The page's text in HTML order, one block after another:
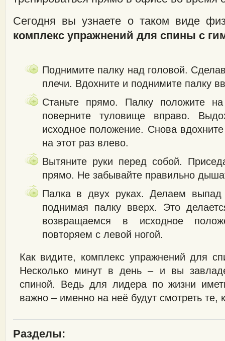
Сегодня вы узнаете о таком виде
комплекс упражнений для спины с
Поднимите палку над головой.
плечи. Вдохните и поднимите палку
Станьте прямо. Палку положите
поверните туловище вправо.
исходное положение. Снова
на этот раз влево.
Вытяните руки перед собой.
прямо. Не забывайте правильно
Палка в двух руках. Делаем выпад
поднимая палку вверх. Это
возвращаемся в исходное
повторяем с левой ногой.
Как видите, комплекс упражнений для
Несколько минут в день – и вы
спиной. Ведь для лидера по жизни
важно – именно на неё будут смотреть те,
Разделы: